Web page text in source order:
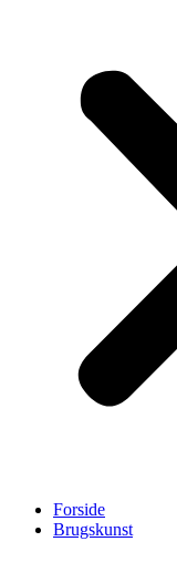
Forside
Brugskunst